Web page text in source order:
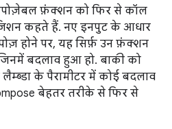
फ़ंक्शन को फिर से कॉल
कहते हैं. नए इनपुट के आधार
होने पर, यह सिर्फ़ उन फ़ंक्शन
बदलाव हुआ हो. बाकी को
के पैरामीटर में कोई बदलाव
बेहतर तरीके से फिर से